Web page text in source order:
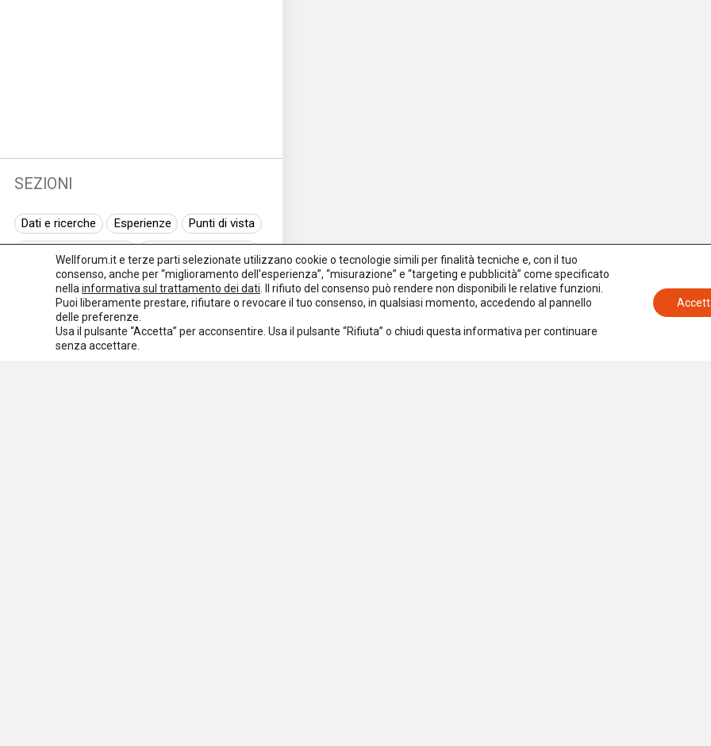
SEZIONI
Dati e ricerche Esperienze
Punti di vista
Normativa europea
Rassegna normativa
I seminari di Welforum
Eventi
Spazio ai promotori
Wellforum.it e terze parti selezionate utilizzano cookie o tecnologie simili per finalità tecniche e, con il tuo
consenso, anche per “miglioramento dell'esperienza”, “misurazione” e “targeting e pubblicità” come specificato
nella informativa sul trattamento dei dati . Il rifiuto del consenso può rendere non disponibili le relative funzioni.
Puoi liberamente prestare, rifiutare o revocare il tuo consenso, in qualsiasi momento, accedendo al pannello
delle preferenze.
Usa il pulsante “Accetta” per acconsentire. Usa il pulsante “Rifiuta” o chiudi questa informativa per continuare
senza accettare.